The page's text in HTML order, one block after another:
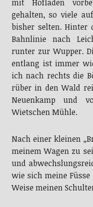
mit Hofladen
gehalten, so viele
bisher selten. Hinter
Bahnlinie nach
runter zur Wupper.
entlang ist immer
ich nach rechts die
rüber in den Wald
Neuenkamp und
Wietschen Mühle.
Nach einer kleinen
meinem Wagen zu
und
wie sich meine
Weise meinen